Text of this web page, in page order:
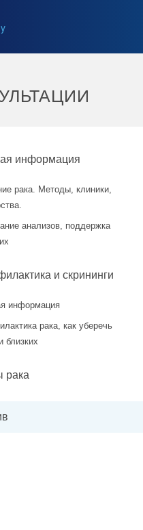
информация
рака. Методы, клиники,
анализов, поддержка
и скрининги
информация
рака, как уберечь
близких
рака